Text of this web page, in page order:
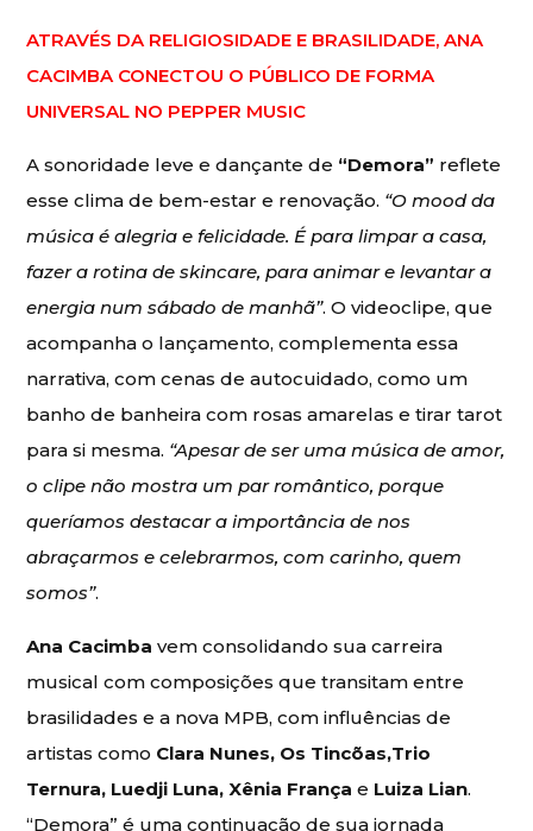
ATRAVÉS DA RELIGIOSIDADE E BRASILIDADE, ANA
CACIMBA CONECTOU O PÚBLICO DE FORMA
UNIVERSAL NO PEPPER MUSIC
A sonoridade leve e dançante de “Demora” reflete
esse clima de bem-estar e renovação. “O mood da
música é alegria e felicidade. É para limpar a casa,
fazer a rotina de skincare, para animar e levantar a
energia num sábado de manhã”. O videoclipe, que
acompanha o lançamento, complementa essa
narrativa, com cenas de autocuidado, como um
banho de banheira com rosas amarelas e tirar tarot
para si mesma. “Apesar de ser uma música de amor,
o clipe não mostra um par romântico, porque
queríamos destacar a importância de nos
abraçarmos e celebrarmos, com carinho, quem
somos”.
Ana Cacimba vem consolidando sua carreira
musical com composições que transitam entre
brasilidades e a nova MPB, com influências de
artistas como Clara Nunes, Os Tincõas,Trio
Ternura, Luedji Luna, Xênia França e Luiza Lian.
“Demora” é uma continuação de sua jornada